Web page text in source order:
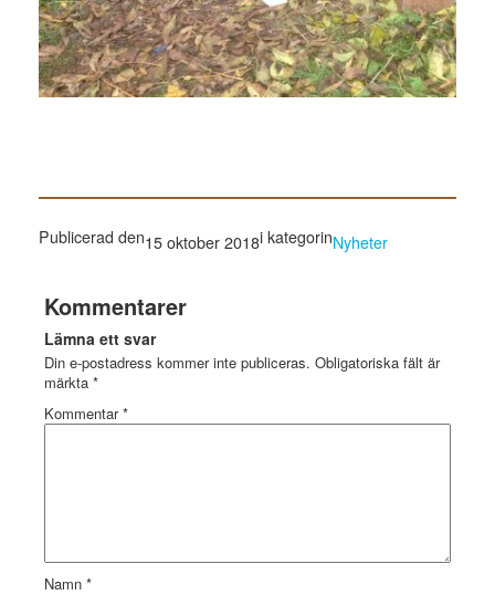
Publicerad den15 oktober 2018i kategorinNyheter
Kommentarer
Lämna ett svar
Din e-postadress kommer inte publiceras. Obligatoriska fält är
märkta *
Kommentar*
Namn *